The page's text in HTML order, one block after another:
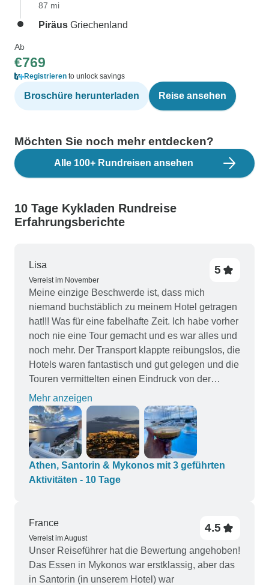
87 mi
Piräus Griechenland
Ab
€769
Registrieren to unlock savings
Broschüre herunterladen Reise ansehen
Möchten Sie noch mehr entdecken?
Alle 100+ Rundreisen ansehen
10 Tage Kykladen Rundreise
Erfahrungsberichte
Lisa
Verreist im November
5
Meine einzige Beschwerde ist, dass mich
niemand buchstäblich zu meinem Hotel getragen
hat!!! Was für eine fabelhafte Zeit. Ich habe vorher
noch nie eine Tour gemacht und es war alles und
noch mehr. Der Transport klappte reibungslos, die
Hotels waren fantastisch und gut gelegen und die
Touren vermittelten einen Eindruck von der
Region. Die Leute, die das Reiseunternehmen in
jedem Ort zur Verfügung stellte, waren äußerst
hilfsbereit und leicht zu erreichen. In der freien
Zeit konnte man die Gegend auf eigene Faust
erkunden und an den herrlichen Stränden
entspannen. Eine der besten Reisen, die ich seit
langem gemacht habe. Ich kann diesen
Mehr anzeigen
Athen, Santorin & Mykonos mit 3 geführten
Aktivitäten - 10 Tage
France
Verreist im August
4.5
Unser Reiseführer hat die Bewertung angehoben!
Das Essen in Mykonos war erstklassig, aber das
in Santorin (in unserem Hotel) war